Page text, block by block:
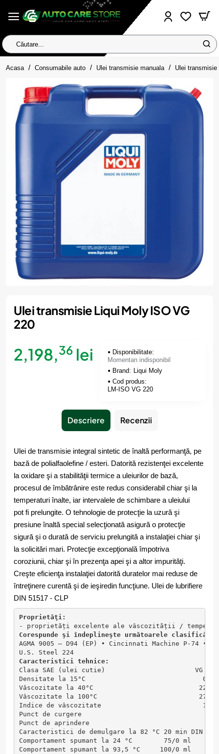
Căutare...
Acasa homeConsumabile auto Ulei transmisie manuala Ulei
Momentan indisponibil
Ulei transmisie Liqui Moly ISO VG
220
2,198,36 lei
Disponibilitate:
Momentan indisponibil
Brand:
Liqui Moly
Cod produs:
LM-ISO VG 220
Descriere Recenzii
Ulei de transmisie integral sintetic de înaltă performanţă, pe
bază de polialfaolefine / esteri. Datorită rezistenţei excelente
la oxidare şi a stabilităţii termice a uleiurilor de bază,
procesul de îmbătrânire este redus considerabil chiar şi la
temperaturi înalte, iar intervalele de schimbare a uleiului
pot fi prelungite. O tehnologie de protecţie la uzură şi
presiune înaltă special selecţionată asigură o protecţie
sigură şi o durată de serviciu prelungită a instalaţiei chiar şi
la solicitări mari. Protecţie excepţională împotriva
coroziunii, chiar şi în prezenţa apei şi a altor impurităţi.
Creşte eficienţa instalaţiei datorită duratelor mai reduse de
întreţinere curentă şi de ieşiredin funcţiune. Ulei de lubrifiere
DIN 51517 - CLP
Proprietăţi:
- proprietăți excelente ale vâscozității /
Corespunde şi îndeplineşte următoarele
AGMA 9005 – D94 (EP) ∙ Cincinnati Machine P-74 ∙
U.S. Steel 224
Caracteristici tehnice:
Clasa SAE (ulei cutie)                       VG
Densitate la 15°C
Vâscozitate la 40°C                           220
Vâscozitate la 100°C                          27,7
Indice de vâscozitate                          162
Punct de curgere                                -
Punct de aprindere
Caracteristici de demulgare la 82 °C 20 min DIN ISO
Comportament spumant la 24 °C        75/0 ml
Comportament spumant la 93,5 °C     100/0 ml